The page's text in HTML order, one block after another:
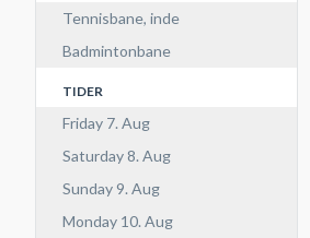
Tennisbane, inde
Badmintonbane
TIDER
Friday 7. Aug
Saturday 8. Aug
Sunday 9. Aug
Monday 10. Aug